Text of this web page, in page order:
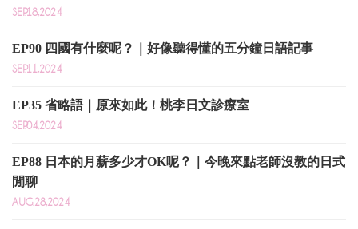
SEP.18,2024
EP90 四國有什麼呢？｜好像聽得懂的五分鐘日語記事
SEP.11,2024
EP35 省略語｜原來如此！桃李日文診療室
SEP.04,2024
EP88 日本的月薪多少才OK呢？｜今晚來點老師沒教的日式
閒聊
AUG.28,2024